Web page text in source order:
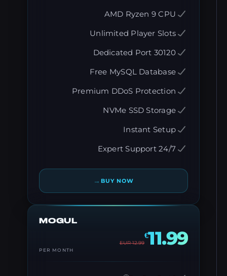
AMD Ryzen 9 CPU
Unlimited Player Slots
Dedicated Port 30120
Free MySQL Database
Premium DDoS Protection
NVMe SSD Storage
Instant Setup
24/7 Expert Support
BUY NOW
→
MOGUL
11.99
PER MONTH